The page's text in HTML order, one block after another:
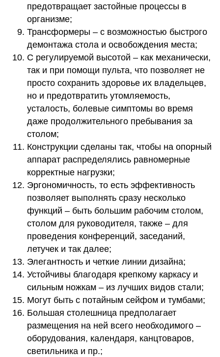
предотвращает застойные процессы в
организме;
Трансформеры – с возможностью быстрого
демонтажа стола и освобождения места;
С регулируемой высотой – как механически,
так и при помощи пульта, что позволяет не
просто сохранить здоровье их владельцев,
но и предотвратить утомляемость,
усталость, болевые симптомы во время
даже продолжительного пребывания за
столом;
Конструкции сделаны так, чтобы на опорный
аппарат распределялись равномерные
корректные нагрузки;
Эргономичность, то есть эффективность
позволяет выполнять сразу несколько
функций – быть большим рабочим столом,
столом для руководителя, также – для
проведения конференций, заседаний,
летучек и так далее;
Элегантность и четкие линии дизайна;
Устойчивы благодаря крепкому каркасу и
сильным ножкам – из лучших видов стали;
Могут быть с потайным сейфом и тумбами;
Большая столешница предполагает
размещения на ней всего необходимого –
оборудования, календаря, канцтоваров,
светильника и пр.;